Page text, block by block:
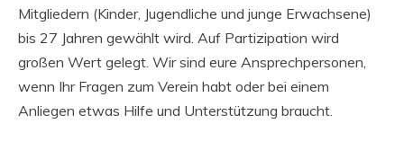
Mitgliedern (Kinder, Jugendliche und junge Erwachsene)
bis 27 Jahren gewählt wird. Auf Partizipation wird
großen Wert gelegt. Wir sind eure Ansprechpersonen,
wenn Ihr Fragen zum Verein habt oder bei einem
Anliegen etwas Hilfe und Unterstützung braucht.